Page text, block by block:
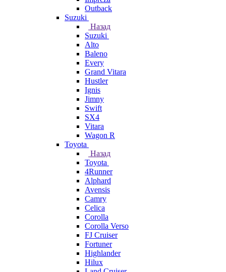
Outback
Suzuki
Назад
Suzuki
Alto
Baleno
Every
Grand Vitara
Hustler
Ignis
Jimny
Swift
SX4
Vitara
Wagon R
Toyota
Назад
Toyota
4Runner
Alphard
Avensis
Camry
Celica
Corolla
Corolla Verso
FJ Cruiser
Fortuner
Highlander
Hilux